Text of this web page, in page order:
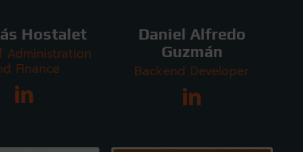
Hostalet
Administration
Finance
Daniel Alfredo
Guzmán
Backend Developer